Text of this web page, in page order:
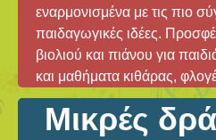
εναρμονισμένα με τις πιο
παιδαγωγικές ιδέες.
βιολιού και πιάνου για
και μαθήματα κιθάρας,
Μικρές